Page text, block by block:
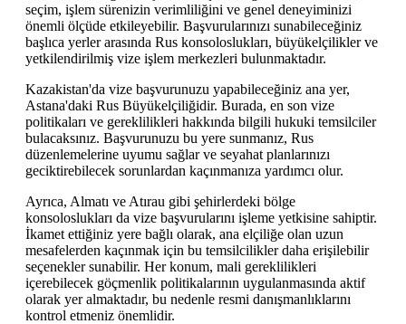
seçim, işlem sürenizin verimliliğini ve genel deneyiminizi
önemli ölçüde etkileyebilir. Başvurularınızı sunabileceğiniz
başlıca yerler arasında Rus konsoloslukları, büyükelçilikler ve
yetkilendirilmiş vize işlem merkezleri bulunmaktadır.
Kazakistan'da vize başvurunuzu yapabileceğiniz ana yer,
Astana'daki Rus Büyükelçiliğidir. Burada, en son vize
politikaları ve gereklilikleri hakkında bilgili hukuki temsilciler
bulacaksınız. Başvurunuzu bu yere sunmanız, Rus
düzenlemelerine uyumu sağlar ve seyahat planlarınızı
geciktirebilecek sorunlardan kaçınmanıza yardımcı olur.
Ayrıca, Almatı ve Atırau gibi şehirlerdeki bölge
konsoloslukları da vize başvurularını işleme yetkisine sahiptir.
İkamet ettiğiniz yere bağlı olarak, ana elçiliğe olan uzun
mesafelerden kaçınmak için bu temsilcilikler daha erişilebilir
seçenekler sunabilir. Her konum, mali gereklilikleri
içerebilecek göçmenlik politikalarının uygulanmasında aktif
olarak yer almaktadır, bu nedenle resmi danışmanlıklarını
kontrol etmeniz önemlidir.